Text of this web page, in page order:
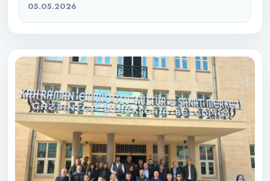
05.05.2026